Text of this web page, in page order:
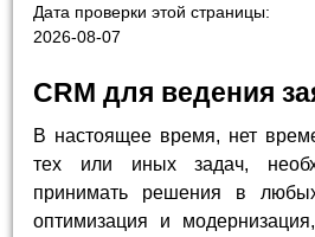
Дата проверки этой страницы:
2026-08-07
CRM для ведения
В настоящее время, нет
тех или иных задач,
принимать решения в
оптимизация и